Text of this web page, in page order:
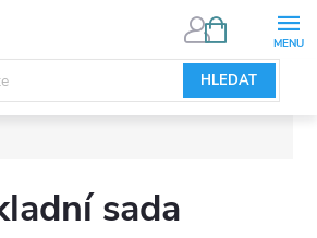
HLEDAT
NÁKUPNÍ
sada